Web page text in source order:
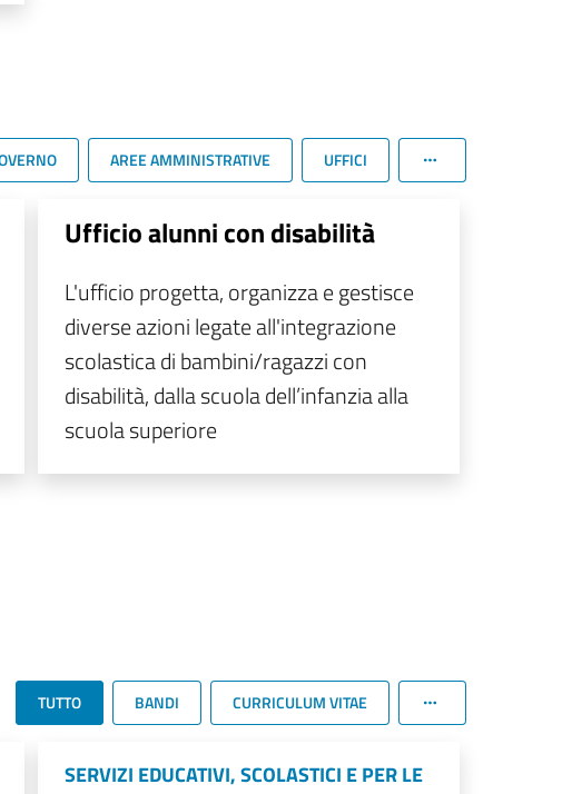
AREE AMMINISTRATIVE UFFICI
Ufficio alunni con disabilità
L'ufficio progetta, organizza e gestisce
diverse azioni legate all'integrazione
scolastica di bambini/ragazzi con
disabilità, dalla scuola dell’infanzia alla
scuola superiore
TUTTO BANDI CURRICULUM VITAE
SERVIZI EDUCATIVI, SCOLASTICI E PER LE